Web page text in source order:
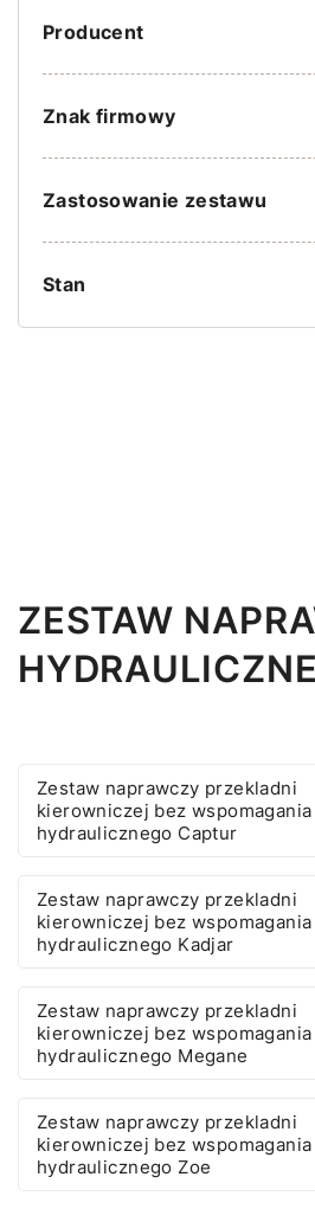
Producent
Znak firmowy
Zastosowanie zestawu
Stan
ZESTAW
Zestaw naprawczy przekladni
kierowniczej bez wspomagania
hydraulicznego Captur
Zestaw naprawczy przekladni
kierowniczej bez wspomagania
hydraulicznego Kadjar
Zestaw naprawczy przekladni
kierowniczej bez wspomagania
hydraulicznego Megane
Zestaw naprawczy przekladni
kierowniczej bez wspomagania
hydraulicznego Zoe